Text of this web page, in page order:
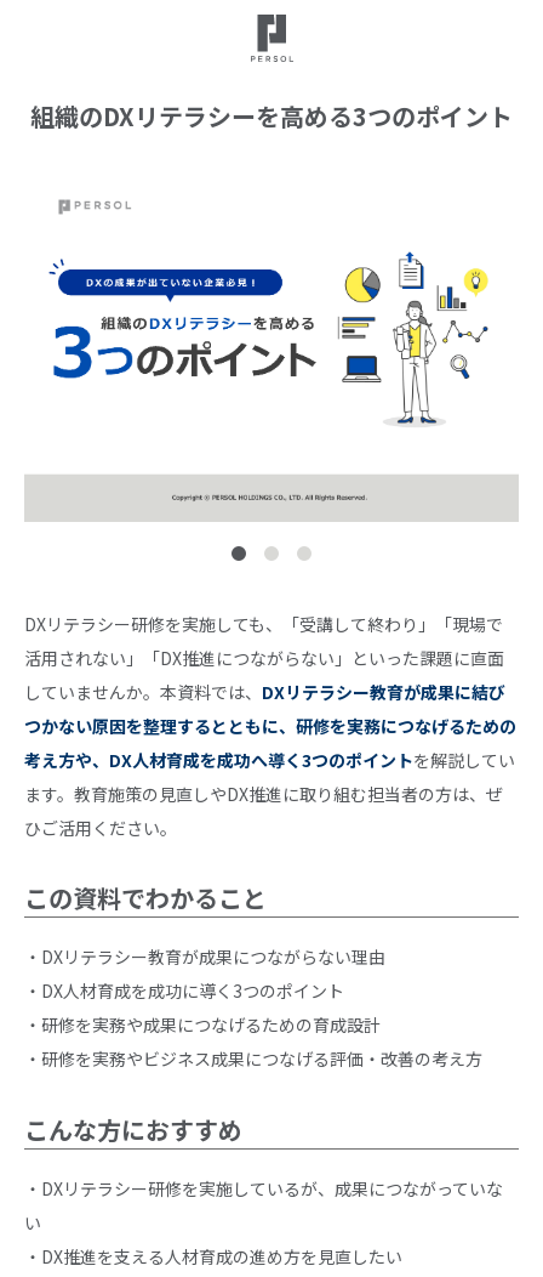
組織のDXリテラシーを高める3つのポイント
DXリテラシー研修を実施しても、「受講して終わり」「現場で
活用されない」「DX推進につながらない」といった課題に直面
していませんか。本資料では、 DXリテラシー教育が成果に結び
つかない原因を整理するとともに、研修を実務につなげるための
考え方や、DX人材育成を成功へ導く3つのポイントを解説してい
ます。教育施策の見直しやDX推進に取り組む担当者の方は、ぜ
ひご活用ください。
この資料でわかること
・DXリテラシー教育が成果につながらない理由
・DX人材育成を成功に導く3つのポイント
・研修を実務や成果につなげるための育成設計
・研修を実務やビジネス成果につなげる評価・改善の考え方
こんな方におすすめ
・DXリテラシー研修を実施しているが、成果につながっていな
い
・DX推進を支える人材育成の進め方を見直したい